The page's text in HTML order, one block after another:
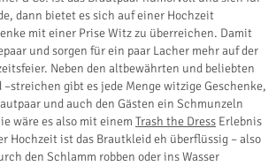
dann bietet es sich auf einer Hochzeit
mit einer Prise Witz zu überreichen. Damit
und sorgen für ein paar Lacher mehr auf der
Neben den altbewährten und beliebten
gibt es jede Menge witzige Geschenke,
und auch den Gästen ein Schmunzeln
wäre es also mit einem Trash the Dress Erlebnis
Hochzeit ist das Brautkleid eh überflüssig – also
den Schlamm robben oder ins Wasser